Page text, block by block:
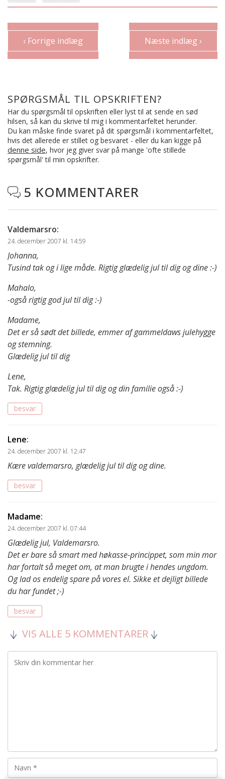
‹ Forrige indlæg Næste indlæg ›
SPØRGSMÅL TIL OPSKRIFTEN?
Har du spørgsmål til opskriften eller lyst til at sende en sød
hilsen, så kan du skrive til mig i kommentarfeltet herunder.
Du kan måske finde svaret på dit spørgsmål i kommentarfeltet,
hvis det allerede er stillet og besvaret - eller du kan kigge på
denne side, hvor jeg giver svar på mange 'ofte stillede
spørgsmål' til min opskrifter.
 5 KOMMENTARER
Valdemarsro:
24. december 2007 kl. 14:59
Johanna,
Tusind tak og i lige måde. Rigtig glædelig jul til dig og dine :-)
Mahalo,
-også rigtig god jul til dig :-)
Madame,
Det er så sødt det billede, emmer af gammeldaws julehygge
og stemning.
Glædelig jul til dig
Lene,
Tak. Rigtig glædelig jul til dig og din familie også :-)
besvar
Lene:
24. december 2007 kl. 12:47
Kære valdemarsro, glædelig jul til dig og dine.
besvar
Madame:
24. december 2007 kl. 07:44
Glædelig jul, Valdemarsro.
Det er bare så smart med høkasse-princippet, som min mor
har fortalt så meget om, at man brugte i hendes ungdom.
Og lad os endelig spare på vores el. Sikke et dejligt billede
du har fundet ;-)
besvar
VIS ALLE 5 KOMMENTARER